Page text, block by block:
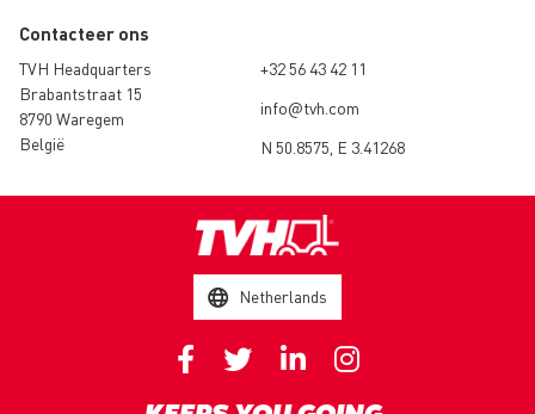
Contacteer ons
TVH Headquarters
Brabantstraat 15
8790 Waregem
België
+32 56 43 42 11
info@tvh.com
N 50.8575, E 3.41268
Netherlands